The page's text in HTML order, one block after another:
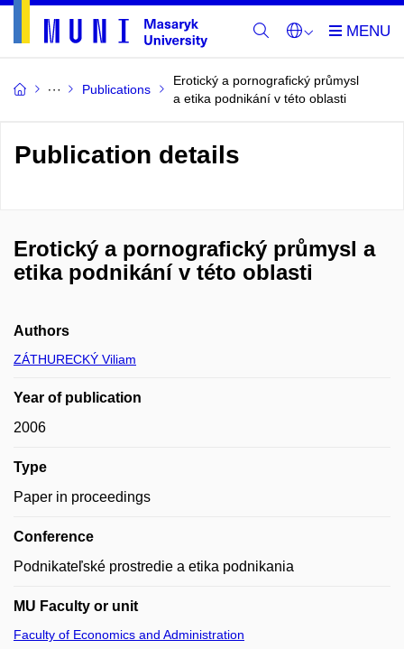
Publications
Erotický a pornografický průmysl
a etika podnikání v této oblasti
Publication details
Erotický a pornografický průmysl a
etika podnikání v této oblasti
Authors
ZÁTHURECKÝ Viliam
Year of publication
2006
Type
Paper in proceedings
Conference
Podnikateľské prostredie a etika podnikania
MU Faculty or unit
Faculty of Economics and Administration